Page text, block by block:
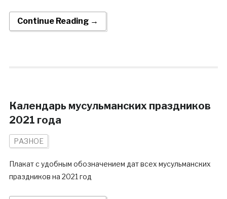
Continue Reading →
Календарь мусульманских праздников
2021 года
РАЗНОЕ
Плакат с удобным обозначением дат всех мусульманских
праздников на 2021 год